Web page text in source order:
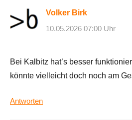
Volker Birk
10.05.2026 07:00 Uhr
Bei Kalbitz hat’s besser
könnte vielleicht doch noch am
Antworten